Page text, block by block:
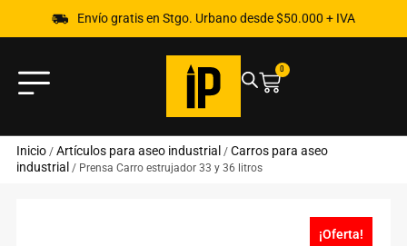
Envío gratis en Stgo. Urbano desde $50.000 + IVA
0
Inicio/ Artículos para aseo industrial / Carros para aseo
industrial / Prensa Carro estrujador 33 y 36 litros
¡Oferta!